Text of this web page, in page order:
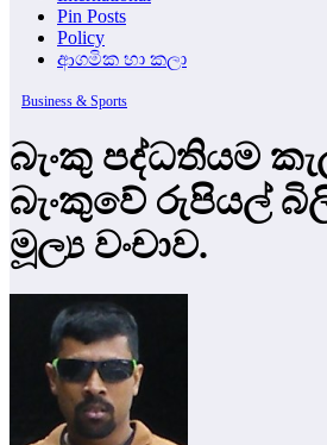
Pin Posts
Policy
ආගමික හා කලා
Business & Sports
බැංකු පද්ධතියම
බැංකුවේ රුපියල්
මූල්‍ය වංචාව.